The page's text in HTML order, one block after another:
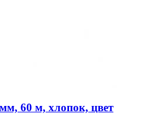
60 м, хлопок, цвет